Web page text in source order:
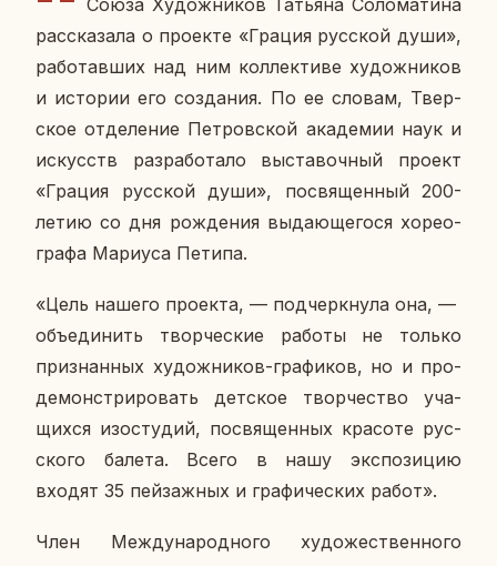
рас­ска­за­ла о про­ек­те «Грация рус­ской души»,
ра­бо­тав­ших над ним кол­лек­ти­ве ху­дож­ни­ков
и ис­то­рии его со­зда­ния. По ее словам, Твер­
ское от­де­ле­ние Пет­ров­ской ака­де­мии наук и
ис­кусств раз­ра­бо­та­ло вы­ста­воч­ный проект
«Грация рус­ской души», по­свя­щен­ный 200-
летию со дня рож­де­ния вы­да­ю­ще­го­ся хо­рео­
гра­фа Ма­ри­уса Петипа.
«Цель нашего про­ек­та, — под­черк­ну­ла она, —
объ­еди­нить твор­че­ские работы не только
при­знан­ных ху­дож­ни­ков-гра­фи­ков, но и про­
де­мон­стри­ро­вать дет­ское твор­че­ство уча­
щих­ся изо­сту­дий, по­свя­щен­ных кра­со­те рус­
ско­го балета. Всего в нашу экс­по­зи­цию
входят 35 пей­заж­ных и гра­фи­че­ских работ».
Член Меж­ду­на­род­но­го ху­до­же­ствен­но­го